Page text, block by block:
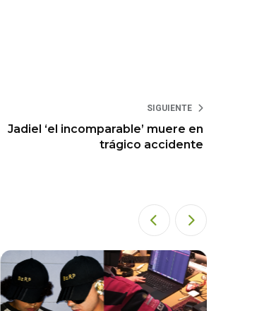
SIGUIENTE
Jadiel ‘el incomparable’ muere en
trágico accidente